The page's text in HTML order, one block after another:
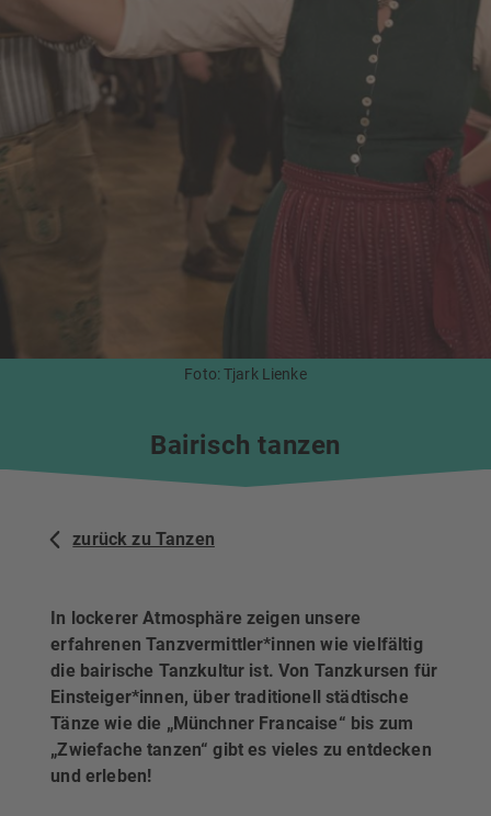
Foto: Tjark Lienke
Bairisch tanzen
zurück zu Tanzen
In lockerer Atmosphäre zeigen unsere
erfahrenen Tanzvermittler*innen wie vielfältig
die bairische Tanzkultur ist. Von Tanzkursen für
Einsteiger*innen, über traditionell städtische
Tänze wie die „Münchner Francaise“ bis zum
„Zwiefache tanzen“ gibt es vieles zu entdecken
und erleben!